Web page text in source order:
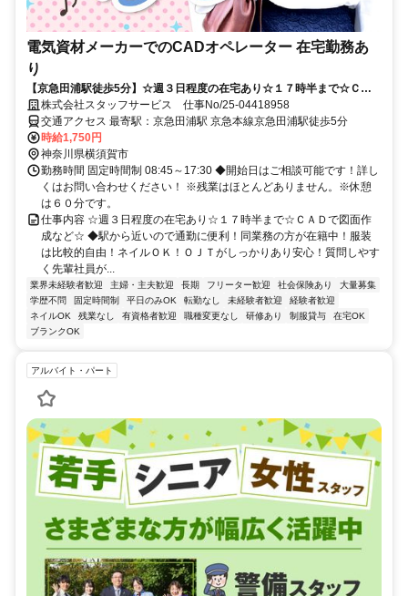
電気資材メーカーでのCADオペレーター 在宅勤務あ
り
【京急田浦駅徒歩5分】☆週３日程度の在宅あり☆１７時半まで☆ＣＡ
Ｄで図面作成など☆
株式会社スタッフサービス 仕事No/25-04418958
交通アクセス 最寄駅：京急田浦駅 京急本線京急田浦駅徒歩5分
時給1,750円
神奈川県横須賀市
勤務時間 固定時間制 08:45～17:30 ◆開始日はご相談可能です！詳し
くはお問い合わせください！ ※残業はほとんどありません。※休憩
は６０分です。
仕事内容 ☆週３日程度の在宅あり☆１７時半まで☆ＣＡＤで図面作
成など☆ ◆駅から近いので通勤に便利！同業務の方が在籍中！服装
は比較的自由！ネイルＯＫ！ＯＪＴがしっかりあり安心！質問しやす
く先輩社員が...
業界未経験者歓迎 主婦・主夫歓迎 長期 フリーター歓迎 社会保険あり
大量募集
学歴不問
固定時間制 平日のみOK 転勤なし 未経験者歓迎
経験者歓迎
ネイルOK
残業なし 有資格者歓迎 職種変更なし 研修あり 制服貸与
在宅OK
ブランクOK
アルバイト・パート